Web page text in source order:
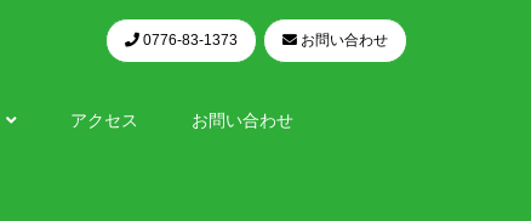
0776-83-1373 お問い合わせ
アクセス お問い合わせ